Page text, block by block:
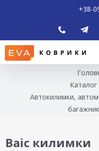
+38-
Каталог
Автокилимки,
багажник
Baic килимки